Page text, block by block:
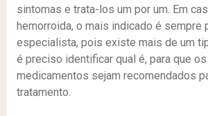
sintomas e trata-los um por um. Em
hemorroida, o mais indicado é sempre
especialista, pois existe mais de um
é preciso identificar qual é, para que
medicamentos sejam recomendados
tratamento.